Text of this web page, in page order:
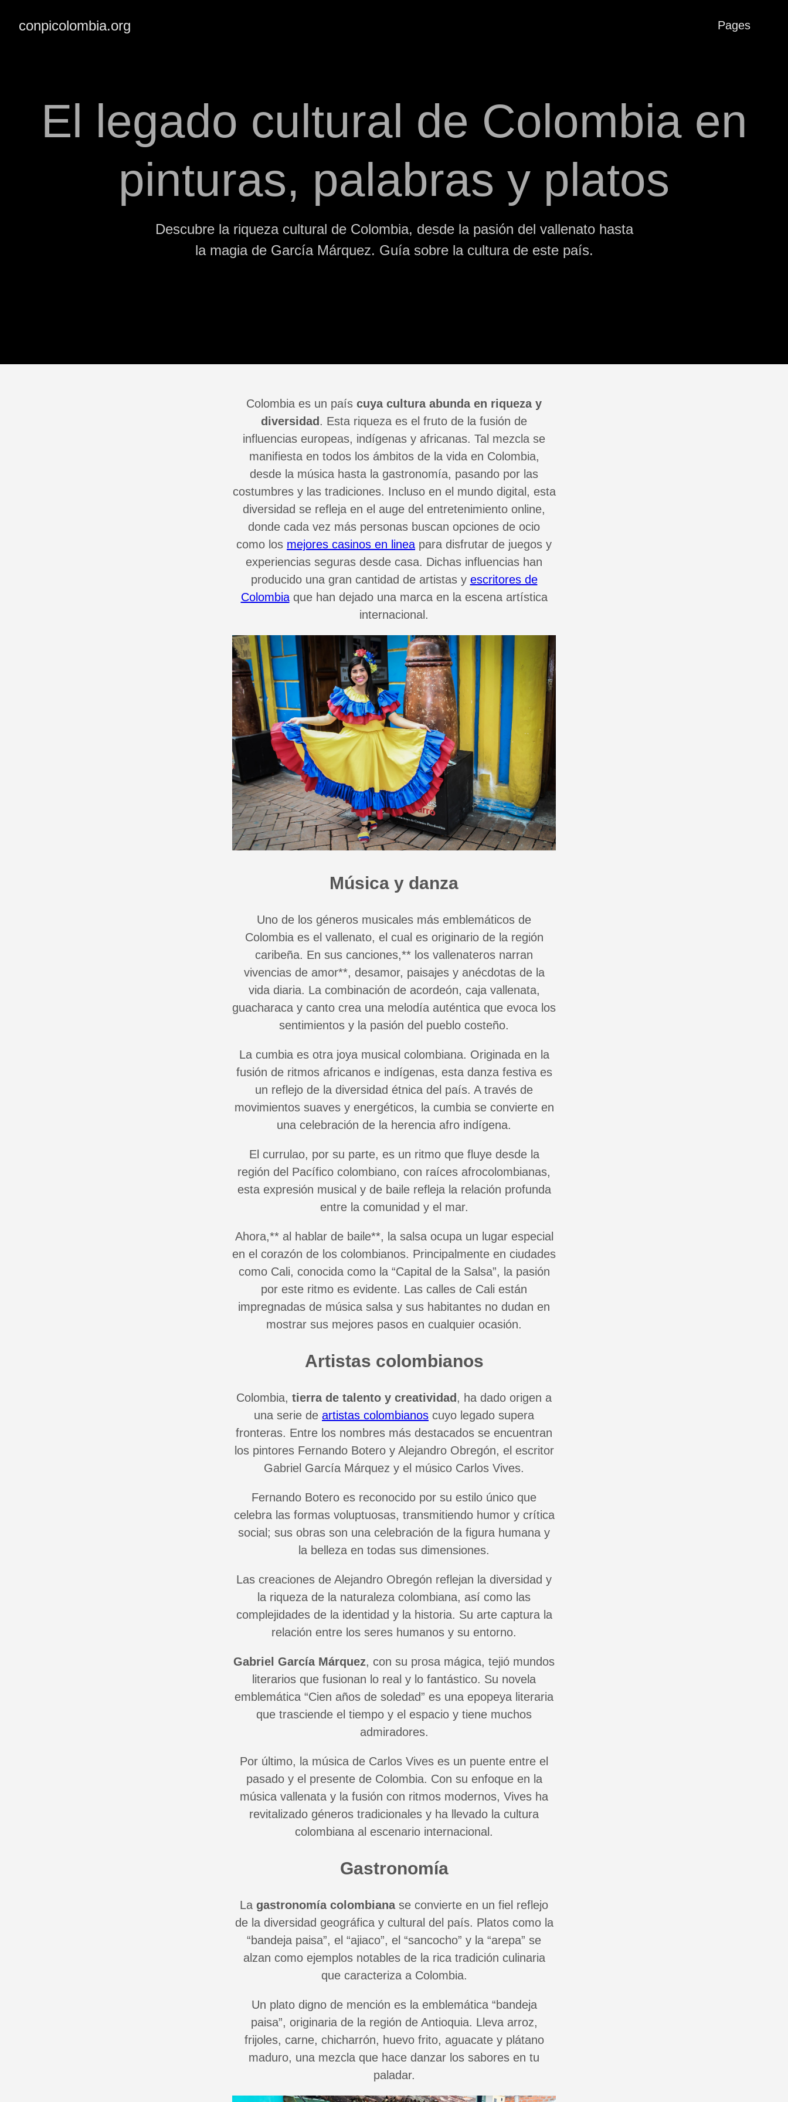
conpicolombia.org Pages
El legado cultural de Colombia en
pinturas, palabras y platos
Descubre la riqueza cultural de Colombia, desde la pasión del vallenato hasta
la magia de García Márquez. Guía sobre la cultura de este país.
Colombia es un país cuya cultura abunda en riqueza y
diversidad. Esta riqueza es el fruto de la fusión de
influencias europeas, indígenas y africanas. Tal mezcla se
manifiesta en todos los ámbitos de la vida en Colombia,
desde la música hasta la gastronomía, pasando por las
costumbres y las tradiciones. Incluso en el mundo digital, esta
diversidad se refleja en el auge del entretenimiento online,
donde cada vez más personas buscan opciones de ocio
como los mejores casinos en linea para disfrutar de juegos y
experiencias seguras desde casa. Dichas influencias han
producido una gran cantidad de artistas y escritores de
Colombiaque han dejado una marca en la escena artística
internacional.
Música y danza
Uno de los géneros musicales más emblemáticos de
Colombia es el vallenato, el cual es originario de la región
caribeña. En sus canciones,** los vallenateros narran
vivencias de amor**, desamor, paisajes y anécdotas de la
vida diaria. La combinación de acordeón, caja vallenata,
guacharaca y canto crea una melodía auténtica que evoca los
sentimientos y la pasión del pueblo costeño.
La cumbia es otra joya musical colombiana. Originada en la
fusión de ritmos africanos e indígenas, esta danza festiva es
un reflejo de la diversidad étnica del país. A través de
movimientos suaves y energéticos, la cumbia se convierte en
una celebración de la herencia afro indígena.
El currulao, por su parte, es un ritmo que fluye desde la
región del Pacífico colombiano, con raíces afrocolombianas,
esta expresión musical y de baile refleja la relación profunda
entre la comunidad y el mar.
Ahora,** al hablar de baile**, la salsa ocupa un lugar especial
en el corazón de los colombianos. Principalmente en ciudades
como Cali, conocida como la “Capital de la Salsa”, la pasión
por este ritmo es evidente. Las calles de Cali están
impregnadas de música salsa y sus habitantes no dudan en
mostrar sus mejores pasos en cualquier ocasión.
Artistas colombianos
Colombia, tierra de talento y creatividad , ha dado origen a
una serie de artistas colombianos cuyo legado supera
fronteras. Entre los nombres más destacados se encuentran
los pintores Fernando Botero y Alejandro Obregón, el escritor
Gabriel García Márquez y el músico Carlos Vives.
Fernando Botero es reconocido por su estilo único que
celebra las formas voluptuosas, transmitiendo humor y crítica
social; sus obras son una celebración de la figura humana y
la belleza en todas sus dimensiones.
Las creaciones de Alejandro Obregón reflejan la diversidad y
la riqueza de la naturaleza colombiana, así como las
complejidades de la identidad y la historia. Su arte captura la
relación entre los seres humanos y su entorno.
Gabriel García Márquez, con su prosa mágica, tejió mundos
literarios que fusionan lo real y lo fantástico. Su novela
emblemática “Cien años de soledad” es una epopeya literaria
que trasciende el tiempo y el espacio y tiene muchos
admiradores.
Por último, la música de Carlos Vives es un puente entre el
pasado y el presente de Colombia. Con su enfoque en la
música vallenata y la fusión con ritmos modernos, Vives ha
revitalizado géneros tradicionales y ha llevado la cultura
colombiana al escenario internacional.
Gastronomía
La gastronomía colombianase convierte en un fiel reflejo
de la diversidad geográfica y cultural del país. Platos como la
“bandeja paisa”, el “ajiaco”, el “sancocho” y la “arepa” se
alzan como ejemplos notables de la rica tradición culinaria
que caracteriza a Colombia.
Un plato digno de mención es la emblemática “bandeja
paisa”, originaria de la región de Antioquia. Lleva arroz,
frijoles, carne, chicharrón, huevo frito, aguacate y plátano
maduro, una mezcla que hace danzar los sabores en tu
paladar.